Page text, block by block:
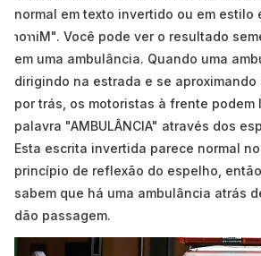
normal em texto invertido ou em estilo
ɿoɿɿiM". Você pode ver o resultado
em uma ambulância. Quando uma
dirigindo na estrada e se
por trás, os motoristas à frente podem
palavra "AMBULÂNCIA" através dos
Esta escrita invertida parece normal
princípio de reflexão do espelho,
sabem que há uma ambulância atrás
dão passagem.